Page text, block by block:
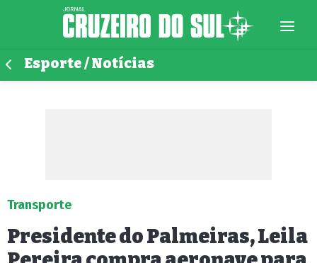
Esporte / Notícias
Transporte
Presidente do Palmeiras, Leila